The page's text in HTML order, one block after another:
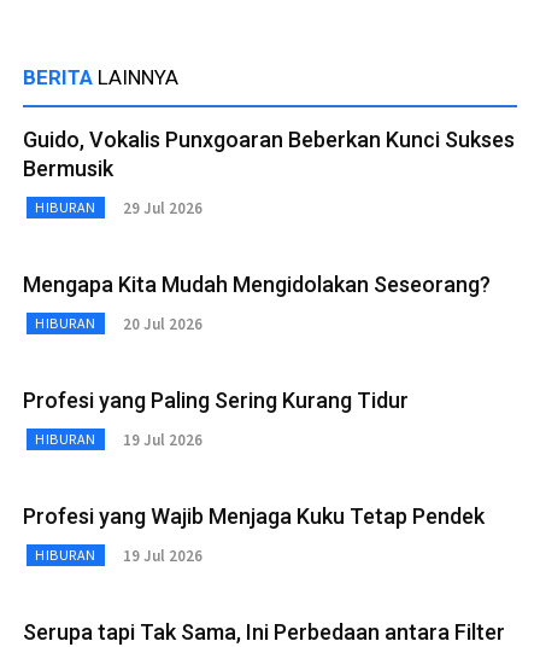
BERITA LAINNYA
Guido, Vokalis Punxgoaran Beberkan Kunci Sukses
Bermusik
HIBURAN 29 Jul 2026
Mengapa Kita Mudah Mengidolakan Seseorang?
HIBURAN 20 Jul 2026
Profesi yang Paling Sering Kurang Tidur
HIBURAN 19 Jul 2026
Profesi yang Wajib Menjaga Kuku Tetap Pendek
HIBURAN 19 Jul 2026
Serupa tapi Tak Sama, Ini Perbedaan antara Filter